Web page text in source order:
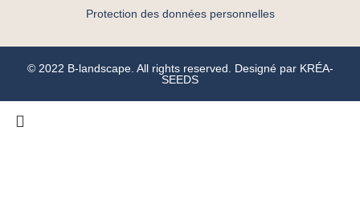
Protection des données personnelles
© 2022 B-landscape. All rights reserved. Designé par KRÉA-
SEEDS